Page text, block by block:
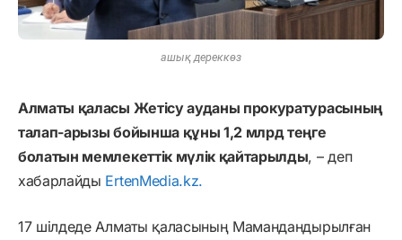
ашық дереккөз
Алматы қаласы Жетісу ауданы прокуратурасының
талап-арызы бойынша құны 1,2 млрд теңге
болатын мемлекеттік мүлік қайтарылды, – деп
хабарлайды ErtenMedia.kz.
17 шілдеде Алматы қаласының Мамандандырылған